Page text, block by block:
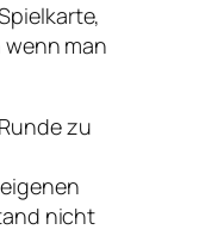
man
zu
nicht